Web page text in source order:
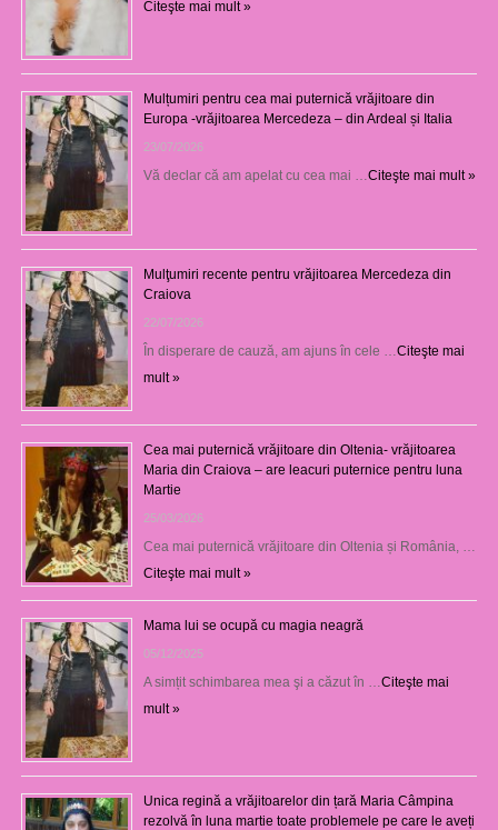
Citeşte mai mult »
Mulțumiri pentru cea mai puternică vrăjitoare din
Europa -vrăjitoarea Mercedeza – din Ardeal și Italia
23/07/2026
Vă declar că am apelat cu cea mai … Citeşte mai mult »
Mulţumiri recente pentru vrăjitoarea Mercedeza din
Craiova
22/07/2026
În disperare de cauză, am ajuns în cele … Citeşte mai
mult »
Cea mai puternică vrăjitoare din Oltenia- vrăjitoarea
Maria din Craiova – are leacuri puternice pentru luna
Martie
25/03/2026
Cea mai puternică vrăjitoare din Oltenia și România, …
Citeşte mai mult »
Mama lui se ocupă cu magia neagră
05/12/2025
A simțit schimbarea mea şi a căzut în … Citeşte mai
mult »
Unica regină a vrăjitoarelor din țară Maria Câmpina
rezolvă în luna martie toate problemele pe care le aveți